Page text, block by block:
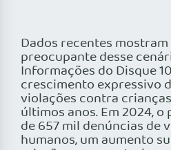
Dados recentes
preocupante desse
Informações do Disque
crescimento expressivo
violações contra
últimos anos. Em 2024,
de 657 mil denúncias de
humanos, um aumento